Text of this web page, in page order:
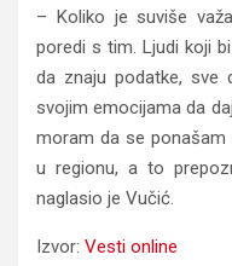
– Koliko je suviše
poredi s tim. Ljudi koji
da znaju podatke, sve
svojim emocijama da
moram da se ponašam
u regionu, a to
naglasio je Vučić.
Izvor: Vesti online